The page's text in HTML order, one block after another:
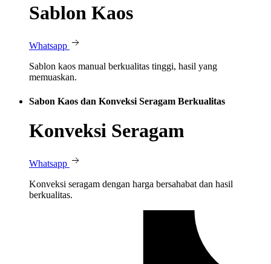
Sablon Kaos
Whatsapp
Sablon kaos manual berkualitas tinggi, hasil yang
memuaskan.
Sabon Kaos dan Konveksi Seragam Berkualitas
Konveksi Seragam
Whatsapp
Konveksi seragam dengan harga bersahabat dan hasil
berkualitas.